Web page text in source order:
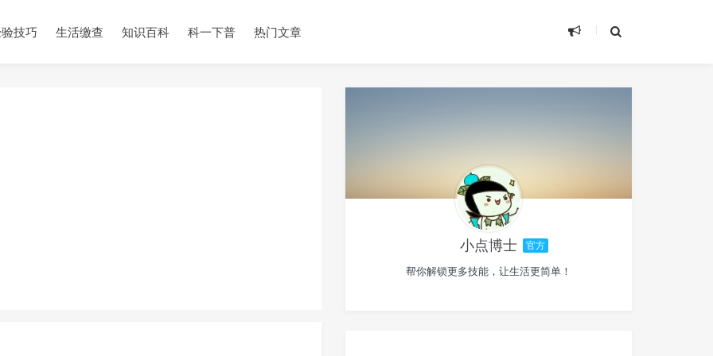
技巧 生活缴查 知识百科 科一下普 热门文章
小点博士 官方
帮你解锁更多技能，让生活更简单！